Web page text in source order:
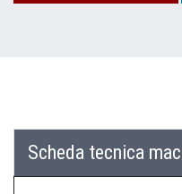
Scheda tecnica